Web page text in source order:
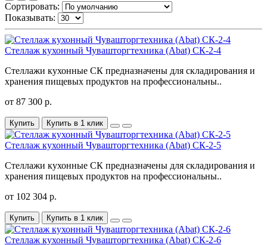
Сортировать:
Показывать:
Стеллаж кухонный Чувашторгтехника (Abat) CК-2-4
Стеллажи кухонные СК предназначены для складирования и
хранения пищевых продуктов на профессиональны..
от 87 300 р.
Купить Купить в 1 клик
Стеллаж кухонный Чувашторгтехника (Abat) CК-2-5
Стеллажи кухонные СК предназначены для складирования и
хранения пищевых продуктов на профессиональны..
от 102 304 р.
Купить Купить в 1 клик
Стеллаж кухонный Чувашторгтехника (Abat) CК-2-6